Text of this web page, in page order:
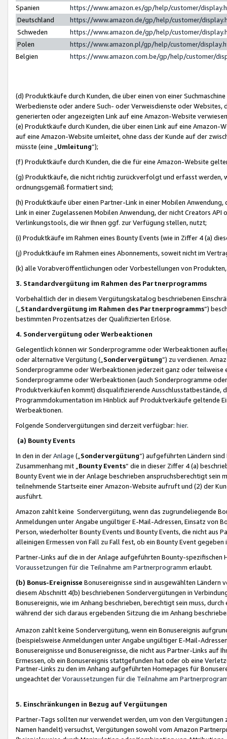
Spanien
https://www.amazon.es/gp/help/customer/
Deutschland
https://www.amazon.de/gp/help/customer/
Schweden
https://www.amazon.de/gp/help/customer/
Polen
https://www.amazon.pl/gp/help/customer/
Belgien
https://www.amazon.com.be/gp/help/customer/
(d) Produktkäufe durch Kunden, die über einen von einer
Werbedienste oder andere Such- oder Verweisdienste oder Websites,
generierten oder angezeigten Link auf eine Amazon-Website
(e) Produktkäufe durch Kunden, die über einen Link auf eine
auf eine Amazon-Website umleitet, ohne dass der Kunde auf der
müsste (eine „ Umleitung“);
(f) Produktkäufe durch Kunden, die die für eine Amazon-Website
(g) Produktkäufe, die nicht richtig zurückverfolgt und erfasst werden,
ordnungsgemäß formatiert sind;
(h) Produktkäufe über einen Partner-Link in einer Mobilen
Link in einer Zugelassenen Mobilen Anwendung, der nicht Creators
Verlinkungstools, die wir Ihnen ggf. zur Verfügung stellen, nutzt;
(i) Produktkäufe im Rahmen eines Bounty Events (wie in Ziffer 4 (a)
(j) Produktkäufe im Rahmen eines Abonnements, soweit nicht im
(k) alle Vorabveröffentlichungen oder Vorbestellungen von
3. Standardvergütung im Rahmen des Partnerprogramms
Vorbehaltlich der in diesem Vergütungskatalog beschriebenen
(„ Standardvergütung im Rahmen des Partnerprogramms“)
bestimmten Prozentsatzes der Qualifizierten Erlöse.
4. Sondervergütung oder Werbeaktionen
Gelegentlich können wir Sonderprogramme oder Werbeaktionen
oder alternative Vergütung („ Sondervergütung”) zu verdienen.
Sonderprogramme oder Werbeaktionen jederzeit ganz oder
Sonderprogramme oder Werbeaktionen (auch Sonderprogramme
Produktverkäufen kommt) disqualifizierende Ausschlusstatbestände,
Programmdokumentation im Hinblick auf Produktverkäufe geltende
Werbeaktionen.
Folgende Sondervergütungen sind derzeit verfügbar: hier.
(a) Bounty Events
In den in derAnlage („ Sondervergütung“) aufgeführten Ländern
Zusammenhang mit „ Bounty Events“ die in dieser Ziffer 4 (a)
Bounty Event wie in der Anlage beschrieben anspruchsberechtigt sein
teilnehmende Startseite einer Amazon-Website aufruft und (2) der
ausführt.
Amazon zahlt keine Sondervergütung, wenn das zugrundeliegende
Anmeldungen unter Angabe ungültiger E-Mail-Adressen, Einsatz von
Person, wiederholter Bounty Events und Bounty Events, die nicht
alleinigen Ermessen von Fall zu Fall fest, ob ein Bounty Event
Partner-Links auf die in der Anlage aufgeführten Bounty-spezifischen
Voraussetzungen für die Teilnahme am Partnerprogramm erlaubt.
(b) Bonus-Ereignisse Bonusereignisse sind in ausgewählten Ländern
diesem Abschnitt 4(b) beschriebenen Sondervergütungen in
Bonusereignis, wie im Anhang beschrieben, berechtigt sein muss,
während der sich daraus ergebenden Sitzung die im Anhang
Amazon zahlt keine Sondervergütung, wenn ein Bonusereignis
(beispielsweise Anmeldungen unter Angabe ungültiger E-Mail-
Bonusereignisse und Bonusereignisse, die nicht aus Partner-Links auf
Ermessen, ob ein Bonusereignis stattgefunden hat oder ob eine
Partner-Links zu den im Anhang aufgeführten Homepages für
ungeachtet derVoraussetzungen für die Teilnahme am
5. Einschränkungen in Bezug auf Vergütungen
Partner-Tags sollten nur verwendet werden, um von den
Namen handelt) versuchst, Vergütungen sowohl vom Amazon